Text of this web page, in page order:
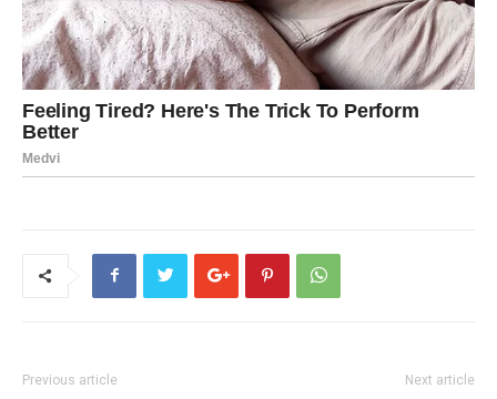
Previous article Next article